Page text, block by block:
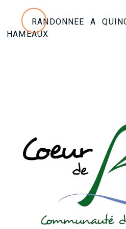
RANDONNEE A
HAMEAUX